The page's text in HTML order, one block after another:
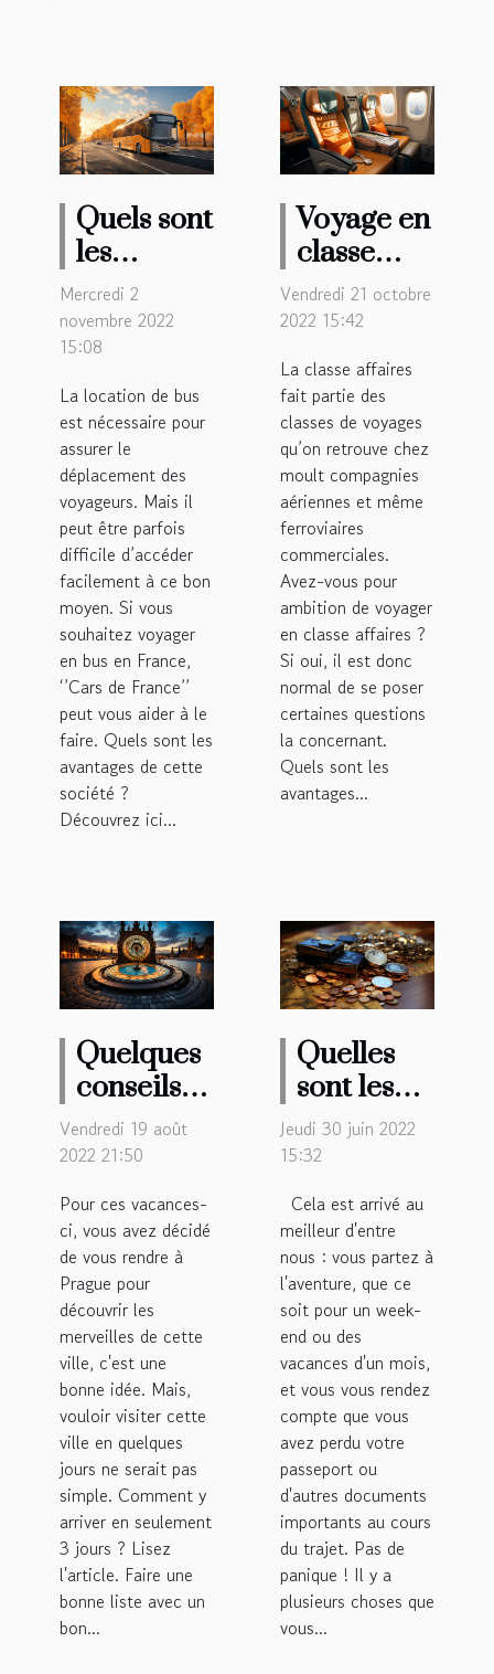
Quels sont
les
avantages
de passer
par ‘’Cars
de
France’’
pour la
location
de bus ?
Mercredi 2
novembre 2022
15:08
La location de bus
est nécessaire pour
assurer le
déplacement des
voyageurs. Mais il
peut être parfois
difficile d’accéder
facilement à ce bon
moyen. Si vous
souhaitez voyager
en bus en France,
‘’Cars de France’’
peut vous aider à le
faire. Quels sont les
avantages de cette
société ?
Découvrez ici...
Voyage en
classe
affaire :
Les
avantages
Vendredi 21 octobre
2022 15:42
La classe affaires
fait partie des
classes de voyages
qu’on retrouve chez
moult compagnies
aériennes et même
ferroviaires
commerciales.
Avez-vous pour
ambition de voyager
en classe affaires ?
Si oui, il est donc
normal de se poser
certaines questions
la concernant.
Quels sont les
avantages...
Quelques
conseils
pour
visiter
seulement
trois jours.
Vendredi 19 août
2022 21:50
Pour ces vacances-
ci, vous avez décidé
de vous rendre à
Prague pour
découvrir les
merveilles de cette
ville, c'est une
bonne idée. Mais,
vouloir visiter cette
ville en quelques
jours ne serait pas
simple. Comment y
arriver en seulement
3 jours ? Lisez
l'article. Faire une
bonne liste avec un
bon...
Quelles
sont les
initiatives
à prendre
en cas
perte de
papiers en
voyage ?
Jeudi 30 juin 2022
15:32
Cela est arrivé au
meilleur d'entre
nous : vous partez à
l'aventure, que ce
soit pour un week-
end ou des
vacances d'un mois,
et vous vous rendez
compte que vous
avez perdu votre
passeport ou
d'autres documents
importants au cours
du trajet. Pas de
panique ! Il y a
plusieurs choses que
vous...